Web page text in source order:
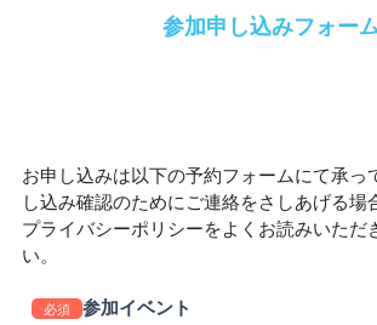
参加申し込みフォー
お申し込みは以下の予約フォームにて承っ
し込み確認のためにご連絡をさしあげる場
プライバシーポリシーをよくお読みいただ
い。
必須 参加イベント